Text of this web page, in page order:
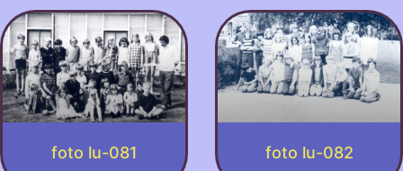
foto lu-081 foto lu-082